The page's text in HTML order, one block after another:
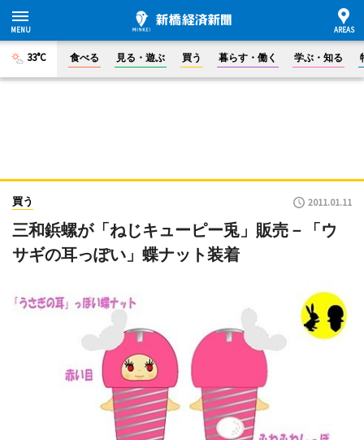
33°C 食べる 見る・遊ぶ 買う 暮らす・働く 学ぶ・知る
買う 2011.01.11
三和鋲螺が「ねじキューピー兎」販売－「ウ
サギの耳っぽい」蝶ナット装着